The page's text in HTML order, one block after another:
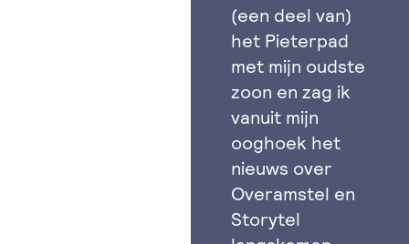
(een deel van)
het Pieterpad
met mijn oudste
zoon en zag ik
vanuit mijn
ooghoek het
nieuws over
Overamstel en
Storytel